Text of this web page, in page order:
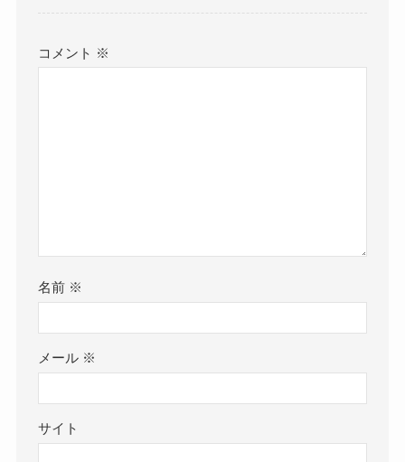
コメント ※
名前 ※
メール ※
サイト